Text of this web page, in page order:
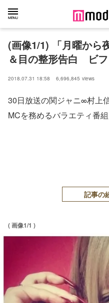
(画像1/1) 「月曜から
＆目の整形告白 ビ
2018.07.31 18:58 6,696,845 views
30日放送の関ジャニ∞村上
MCを務めるバラエティ番
記事の
( 画像1/1 )